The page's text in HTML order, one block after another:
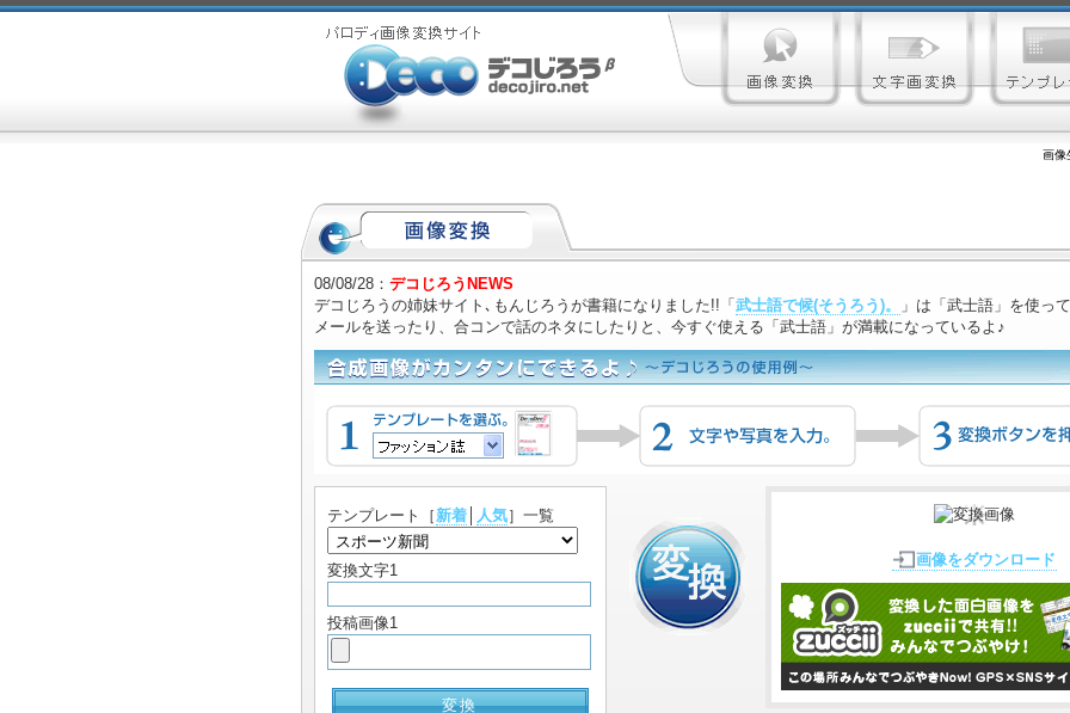
画
08/08/28： デコじろうNEWS
デコじろうの姉妹サイト､もんじろうが書籍になりました!!「 武士語で候(そうろう)。
」は「武士語」を使っ
メールを送ったり、合コンで話のネタにしたりと、今すぐ使える「武士語」が満載になっているよ♪
テンプレート ［新着 人気］一覧
変換文字1
投稿画像1
画像をダウンロード